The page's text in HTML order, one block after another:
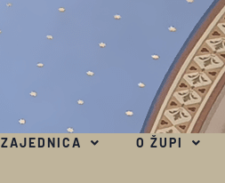
ZAJEDNICA O ŽUPI